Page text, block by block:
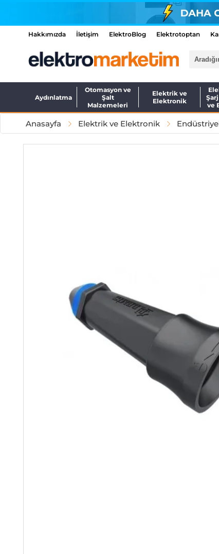
Hakkımızda İletişim ElektroBlog Elektrotoptan
Aydınlatma
Otomasyon ve
Şalt
Malzemeleri
Elektrik ve
Elektronik
ve
Anasayfa Elektrik ve Elektronik